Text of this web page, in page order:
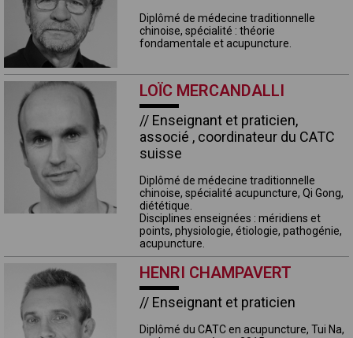
Diplômé de médecine traditionnelle
chinoise, spécialité : théorie
fondamentale et acupuncture.
LOÏC MERCANDALLI
// Enseignant et praticien,
associé , coordinateur du CATC
suisse
Diplômé de médecine traditionnelle
chinoise, spécialité acupuncture, Qi Gong,
diététique
Disciplines enseignées : méridiens et
points, physiologie, étiologie, pathogénie,
acupuncture.
HENRI CHAMPAVERT
// Enseignant et praticien
Diplômé du CATC en acupuncture, Tui Na,